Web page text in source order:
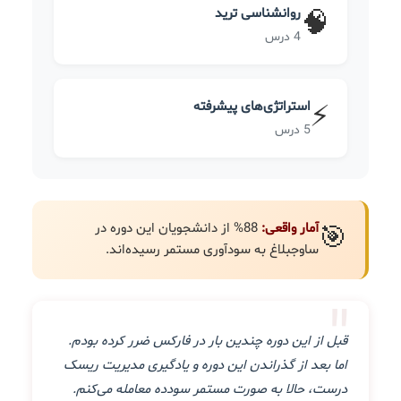
🧠روانشناسی ترید
4 درس
⚡استراتژی‌های پیشرفته
5 درس
🎯آمار واقعی:
88% از دانشجویان این دوره در
ساوجبلاغ به سودآوری مستمر رسیده‌اند.
"
قبل از این دوره چندین بار در فارکس ضرر کرده بودم.
اما بعد از گذراندن این دوره و یادگیری مدیریت ریسک
درست، حالا به صورت مستمر سودده معامله می‌کنم.